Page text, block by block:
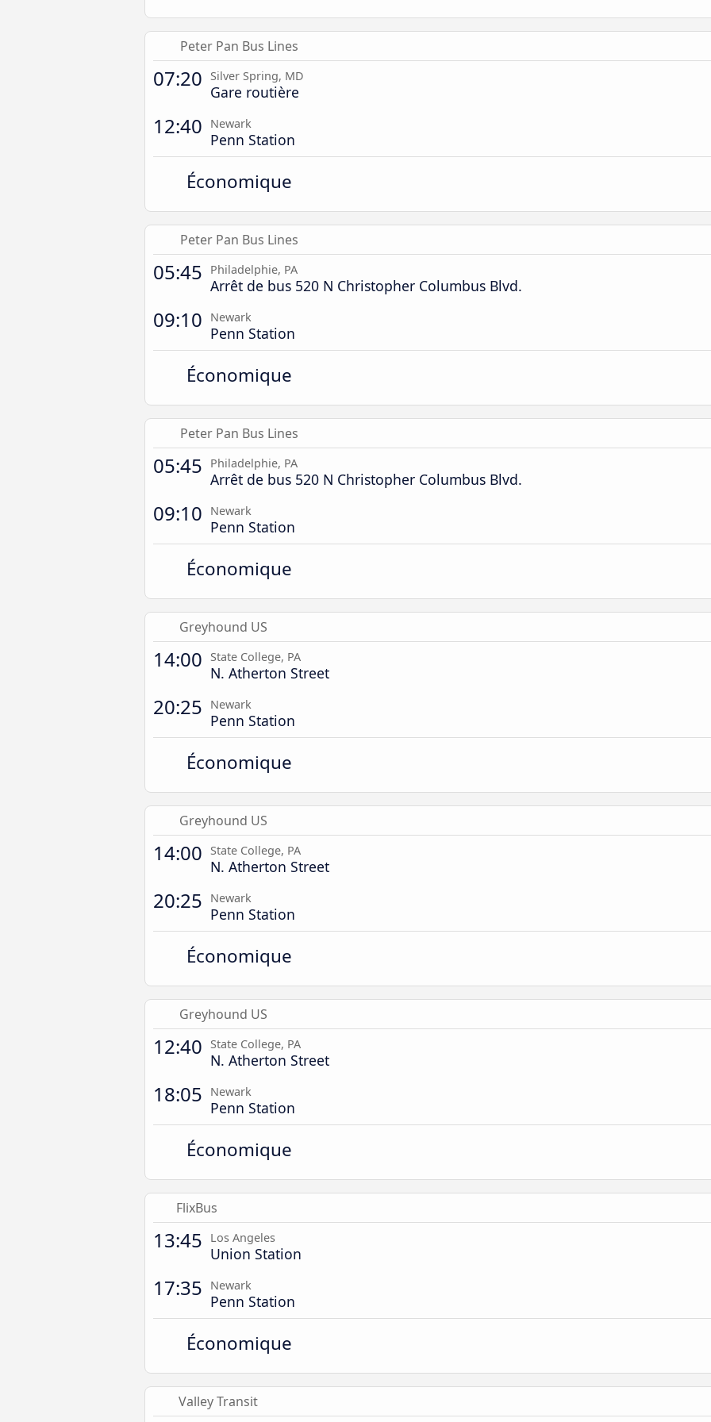
Peter Pan Bus Lines
07:20 Silver Spring, MD
Gare routière
12:40 Newark
Penn Station
Économique
Peter Pan Bus Lines
05:45 Philadelphie, PA
Arrêt de bus 520 N Christopher Columbus Blvd.
09:10 Newark
Penn Station
Économique
Peter Pan Bus Lines
05:45 Philadelphie, PA
Arrêt de bus 520 N Christopher Columbus Blvd.
09:10 Newark
Penn Station
Économique
Greyhound US
14:00 State College, PA
N. Atherton Street
20:25 Newark
Penn Station
Économique
Greyhound US
14:00 State College, PA
N. Atherton Street
20:25 Newark
Penn Station
Économique
Greyhound US
12:40 State College, PA
N. Atherton Street
18:05 Newark
Penn Station
Économique
FlixBus
13:45 Los Angeles
Union Station
17:35 Newark
Penn Station
Économique
Valley Transit